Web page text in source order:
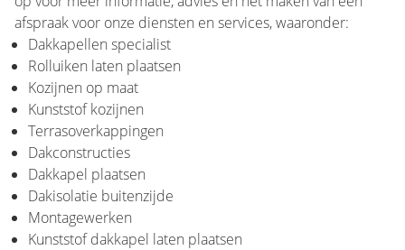
afspraak voor onze diensten en services, waaronder:
Dakkapellen specialist
Rolluiken laten plaatsen
Kozijnen op maat
Kunststof kozijnen
Terrasoverkappingen
Dakconstructies
Dakkapel plaatsen
Dakisolatie buitenzijde
Montagewerken
Kunststof dakkapel laten plaatsen